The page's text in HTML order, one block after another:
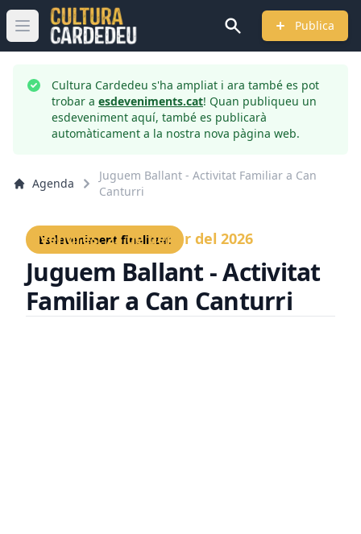
Obrir menú principal Publica
Cultura Cardedeu s'ha ampliat i ara també es pot
trobar a esdeveniments.cat! Quan publiqueu un
esdeveniment aquí, també es publicarà
automàticament a la nostra nova pàgina web.
Agenda
Juguem Ballant - Activitat Familiar a Can
Canturri
Esdeveniment finalitzat
Divendres, 23 de gener del 2026
Juguem Ballant - Activitat
Familiar a Can Canturri